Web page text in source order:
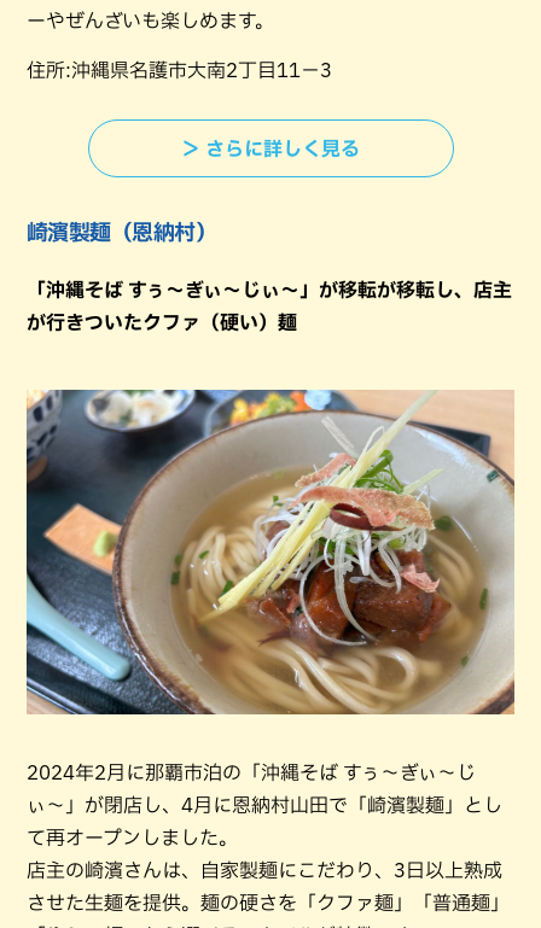
ーやぜんざいも楽しめます。
住所:沖縄県名護市大南2丁目11−3
＞ さらに詳しく見る
崎濱製麺（恩納村）
「沖縄そば すぅ〜ぎぃ〜じぃ〜」が移転が移転し、店主
が行きついたクファ（硬い）麺
2024年2月に那覇市泊の「沖縄そば すぅ〜ぎぃ〜じ
ぃ〜」が閉店し、4月に恩納村山田で「崎濱製麺」とし
て再オープンしました。
店主の崎濱さんは、自家製麺にこだわり、3日以上熟成
させた生麺を提供。麺の硬さを「クファ麺」「普通麺」